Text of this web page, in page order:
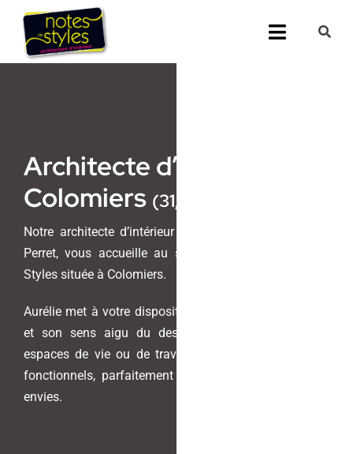
Passer
contenu
Toggle
Architecte d’intérieur
Colomiers (31, Haute-Garonne)
Notre architecte d’intérieur et maitre d’œuvre, Aurélie
Perret, vous accueille au sein de l’agence Notes de
Styles située à Colomiers.
Aurélie met à votre disposition son savoir-faire unique
et son sens aigu du design pour transformer vos
espaces de vie ou de travail en lieux harmonieux et
fonctionnels, parfaitement adaptés à vos besoins et
envies.